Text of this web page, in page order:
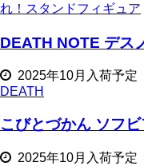
れ！スタンドフィギュア
DEATH NOTE デス
2025年10月入荷予定
DEATH
こびとづかん ソフ
2025年10月入荷予定